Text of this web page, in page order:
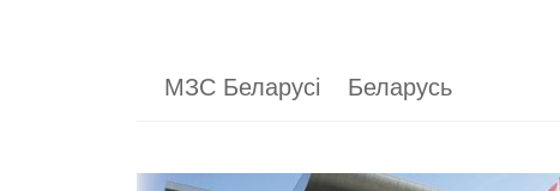
МЗС Беларусі Беларусь